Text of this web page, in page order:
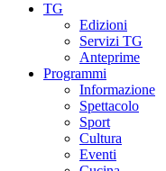
TG
Edizioni
Servizi TG
Anteprime
Programmi
Informazione
Spettacolo
Sport
Cultura
Eventi